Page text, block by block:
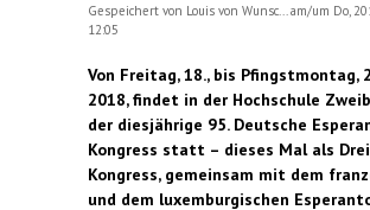
Gespeichert von Louis von Wunsc...
am/um Do,
12:05
Von Freitag, 18., bis Pfingstmontag,
2018, findet in der Hochschule
der diesjährige 95. Deutsche
Kongress statt – dieses Mal als
Kongress, gemeinsam mit dem
und dem luxemburgischen